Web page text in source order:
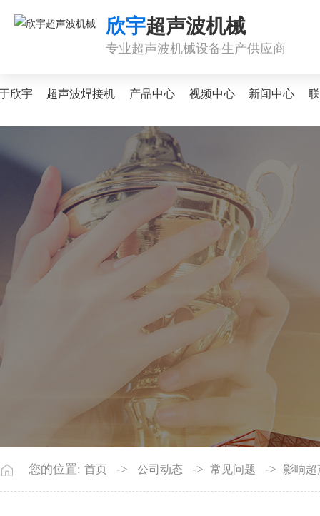
欣宇超声波机械
专业超声波机械设备生产供应商
欣宇 超声波焊接机 产品中心 视频中心 新闻中心
您的位置: 首页 -> 公司动态 -> 常见问题 -> 影响